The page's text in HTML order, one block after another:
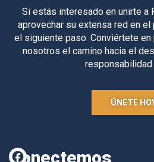
Si estás interesado en unirte a
aprovechar su extensa red en
el siguiente paso. Conviértete
nosotros el camino hacia el
responsabilidad
ÚNETE
Conectemos